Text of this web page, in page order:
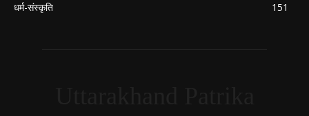
धर्म-संस्कृति
151